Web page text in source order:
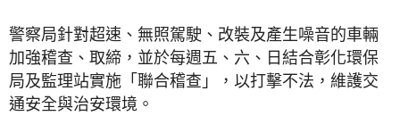
警察局針對超速、無照駕駛、改裝及產生噪音的車輛
加強稽查、取締，並於每週五、六、日結合彰化環保
局及監理站實施「聯合稽查」，以打擊不法，維護交
通安全與治安環境。